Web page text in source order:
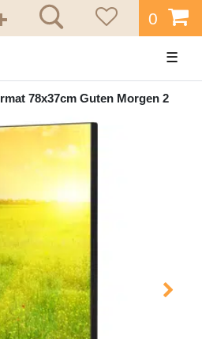
0
☰
78x37cm Guten Morgen 2